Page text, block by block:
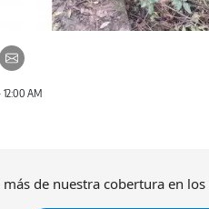
12:00 AM
más de nuestra cobertura en